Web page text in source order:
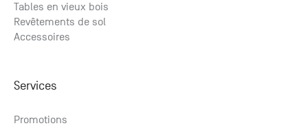
Tables en vieux bois
Revêtements de sol
Accessoires
Services
Promotions